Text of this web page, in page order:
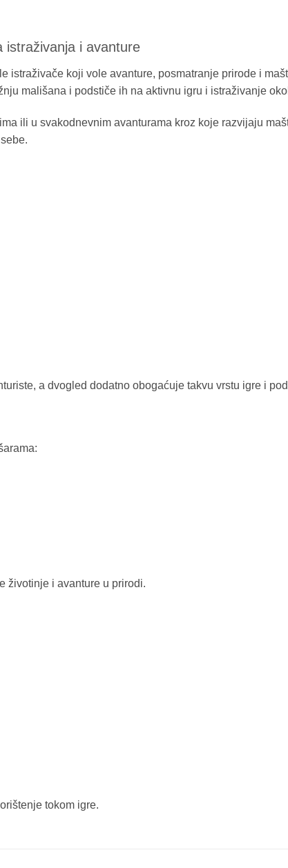
istraživanja i avanture
istraživače koji vole avanture, posmatranje prirode i
mališana i podstiče ih na aktivnu igru i istraživanje
ili u svakodnevnim avanturama kroz koje razvijaju
a dvogled dodatno obogaćuje takvu vrstu igre i
životinje i avanture u prirodi.
tokom igre.